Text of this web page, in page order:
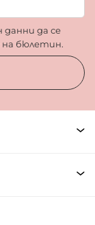
да се
бюлетин.